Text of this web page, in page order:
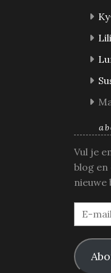
Vul je
blog
nieuwe
E-